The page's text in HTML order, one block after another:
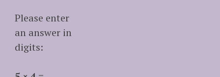
Please enter
an answer in
digits: